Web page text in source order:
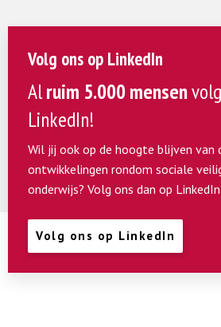
Volg ons op LinkedIn
Alruim 5.000 mensen
LinkedIn!
Wil jij ook op de hoogte blijven van
ontwikkelingen rondom sociale
onderwijs? Volg ons dan op
Volg ons op LinkedIn